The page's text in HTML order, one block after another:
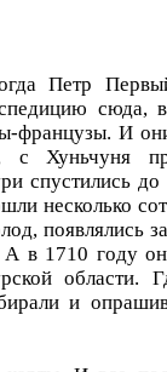
Петр
французы. И
с Хуньчуня
спустились
несколько
появлялись
в 1710 году
области.
и